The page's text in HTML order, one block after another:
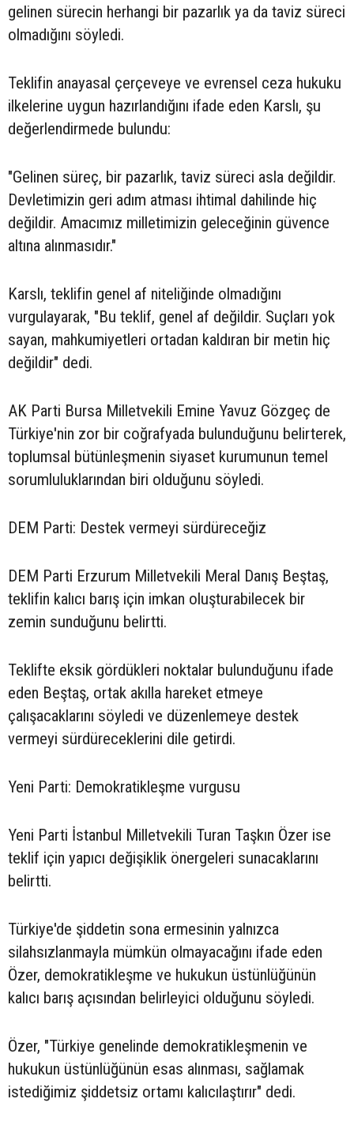
gelinen sürecin herhangi bir pazarlık ya da taviz süreci
olmadığını söyledi.
Teklifin anayasal çerçeveye ve evrensel ceza hukuku
ilkelerine uygun hazırlandığını ifade eden Karslı, şu
değerlendirmede bulundu:
"Gelinen süreç, bir pazarlık, taviz süreci asla değildir.
Devletimizin geri adım atması ihtimal dahilinde hiç
değildir. Amacımız milletimizin geleceğinin güvence
altına alınmasıdır."
Karslı, teklifin genel af niteliğinde olmadığını
vurgulayarak, "Bu teklif, genel af değildir. Suçları yok
sayan, mahkumiyetleri ortadan kaldıran bir metin hiç
değildir" dedi.
AK Parti Bursa Milletvekili Emine Yavuz Gözgeç de
Türkiye'nin zor bir coğrafyada bulunduğunu belirterek,
toplumsal bütünleşmenin siyaset kurumunun temel
sorumluluklarından biri olduğunu söyledi.
DEM Parti: Destek vermeyi sürdüreceğiz
DEM Parti Erzurum Milletvekili Meral Danış Beştaş,
teklifin kalıcı barış için imkan oluşturabilecek bir
zemin sunduğunu belirtti.
Teklifte eksik gördükleri noktalar bulunduğunu ifade
eden Beştaş, ortak akılla hareket etmeye
çalışacaklarını söyledi ve düzenlemeye destek
vermeyi sürdüreceklerini dile getirdi.
Yeni Parti: Demokratikleşme vurgusu
Yeni Parti İstanbul Milletvekili Turan Taşkın Özer ise
teklif için yapıcı değişiklik önergeleri sunacaklarını
belirtti.
Türkiye'de şiddetin sona ermesinin yalnızca
silahsızlanmayla mümkün olmayacağını ifade eden
Özer, demokratikleşme ve hukukun üstünlüğünün
kalıcı barış açısından belirleyici olduğunu söyledi.
Özer, "Türkiye genelinde demokratikleşmenin ve
hukukun üstünlüğünün esas alınması, sağlamak
istediğimiz şiddetsiz ortamı kalıcılaştırır" dedi.